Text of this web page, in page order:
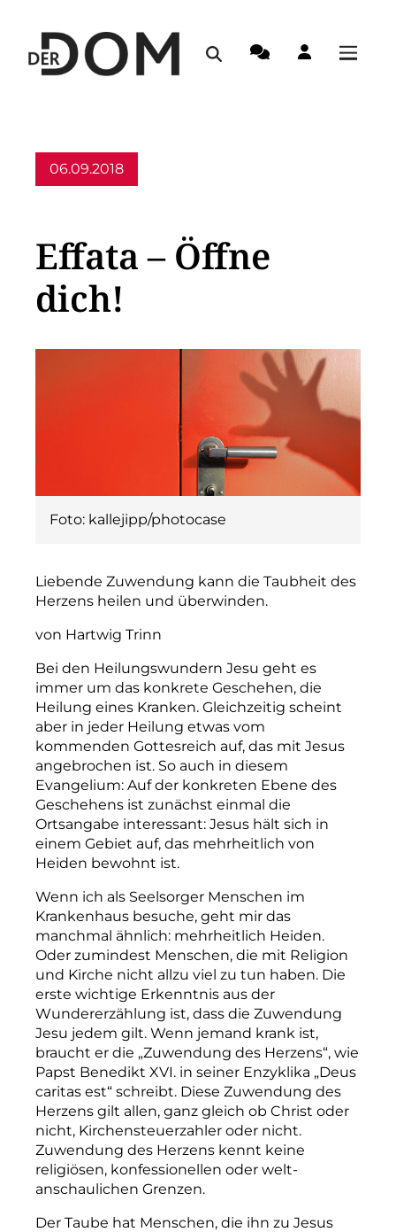
06.09.2018
Effata – Öffne
dich!
Foto: kallejipp/photocase
Liebende Zuwendung kann die Taubheit des
Herzens heilen und überwinden.
von Hartwig Trinn
Bei den Heilungswundern Jesu geht es
immer um das konkrete Geschehen, die
Heilung eines Kranken. Gleichzeitig scheint
aber in jeder Heilung etwas vom
kommenden Gottesreich auf, das mit Jesus
angebrochen ist. So auch in diesem
Evangelium: Auf der konkreten Ebene des
Geschehens ist zunächst einmal die
Ortsangabe interessant: Jesus hält sich in
einem Gebiet auf, das mehrheitlich von
Heiden bewohnt ist.
Wenn ich als Seelsorger Menschen im
Krankenhaus besuche, geht mir das
manchmal ähnlich: mehrheitlich Heiden.
Oder zumindest Menschen, die mit Religion
und Kirche nicht allzu viel zu tun haben. Die
erste wichtige Erkenntnis aus der
Wundererzählung ist, dass die Zuwendung
Jesu jedem gilt. Wenn jemand krank ist,
braucht er die „Zuwendung des Herzens“, wie
Papst Benedikt XVI. in seiner Enzyklika „Deus
caritas est“ schreibt. Diese Zuwendung des
Herzens gilt allen, ganz gleich ob Christ oder
nicht, Kirchensteuerzahler oder nicht.
Zuwendung des Herzens kennt keine
religiösen, konfessionellen oder welt­
anschaulichen Grenzen.
Der Taube hat Menschen, die ihn zu Jesus